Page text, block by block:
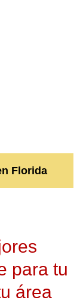
Florida
para tu
área